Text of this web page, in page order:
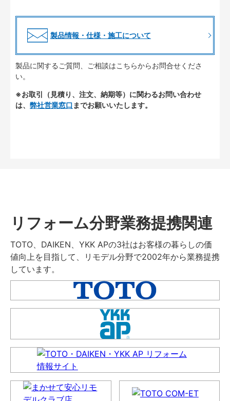
製品情報・仕様・施工について
製品に関するご質問、ご相談はこちらからお問合せくださ
い。
※お取引（見積り、注文、納期等）に関わるお問い合わせ
は、 弊社営業窓口 までお願いいたします。
リフォーム分野業務提携関連
TOTO、DAIKEN、YKK APの3社はお客様の暮らしの価
値向上を目指して、リモデル分野で2002年から業務提携
しています。